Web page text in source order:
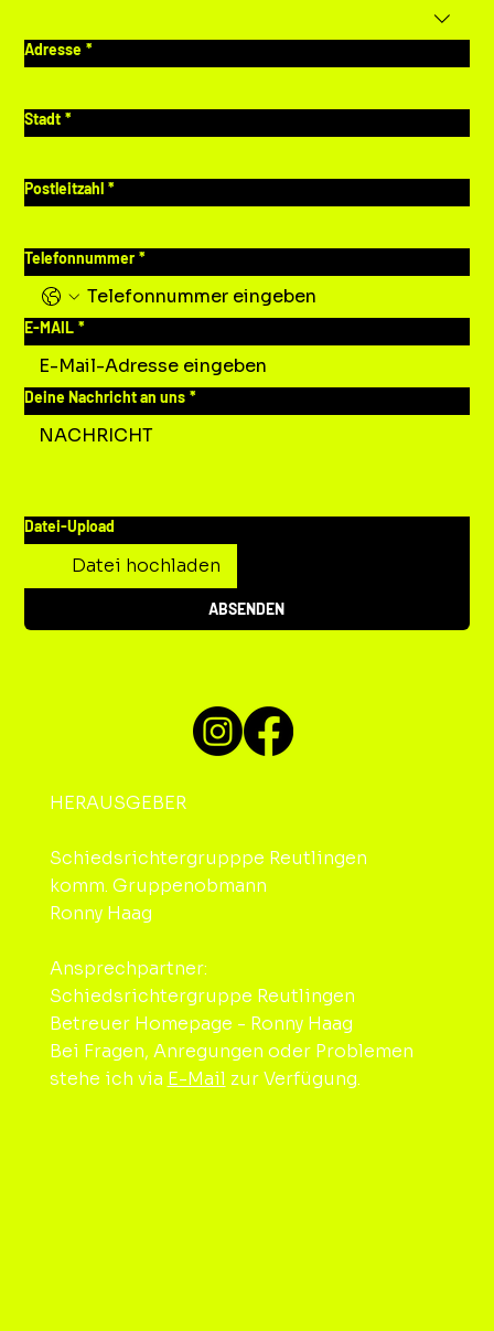
Adresse *
Stadt *
Postleitzahl *
Telefonnummer *
E-MAIL *
Deine Nachricht an uns *
Datei-Upload
Datei hochladen
ABSENDEN
HERAUSGEBER
Schiedsrichtergrupppe Reutlingen
komm. Gruppenobmann
Ronny Haag
Ansprechpartner:
Schiedsrichtergruppe Reutlingen
Betreuer Homepage - Ronny Haag
Bei Fragen, Anregungen oder Problemen
stehe ich via E-Mail zur Verfügung.